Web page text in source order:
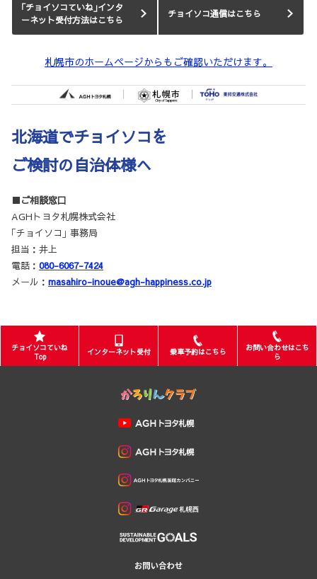
｢チョイソコていね｣インタ
ーネット受付方法はこちら
チョイソコ通信はこちら
札幌市のホームページからもご確認いただけます。
北海道でチョイソコを
ご検討の自治体様へ
■ご相談窓口
AGHトヨタ札幌株式会社
｢チョイソコ｣ 事務局
担当：井上
電話： 080-6067-7424
メール： masahiro-inoue@agh-happiness.co.jp
チョイソコていね
Top
インターネット受付 乗車予約はこちら
お問い合わせはこち
ら